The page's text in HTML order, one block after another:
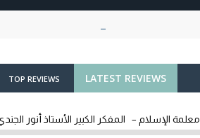
LATEST REVIEWS
TOP REVIEWS
معلمة الإسلام – المفكر الكبير الأستاذ أنور